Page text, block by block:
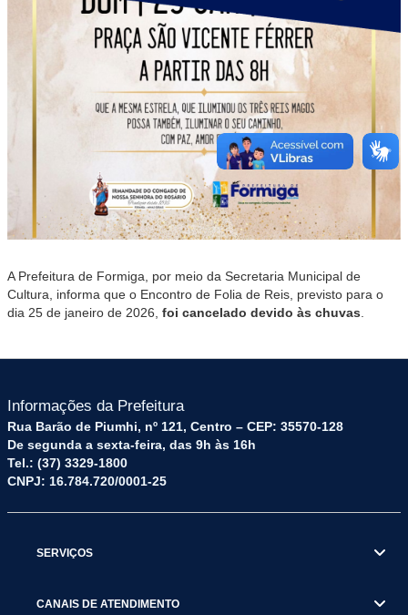
A Prefeitura de Formiga, por meio da Secretaria Municipal de
Cultura, informa que o Encontro de Folia de Reis, previsto para o
dia 25 de janeiro de 2026, foi cancelado devido às chuvas
Informações da Prefeitura
Rua Barão de Piumhi, nº 121, Centro – CEP: 35570-128
De segunda a sexta-feira, das 9h às 16h
Tel.: (37) 3329-1800
CNPJ: 16.784.720/0001-25
SERVIÇOS
CANAIS DE ATENDIMENTO